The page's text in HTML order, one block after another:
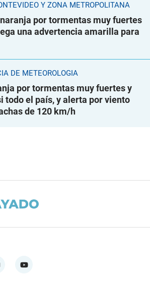
Y ZONA METROPOLITANA
por tormentas muy fuertes
una advertencia amarilla para
DE METEOROLOGÍA
por tormentas muy fuertes y
todo el país, y alerta por viento
de 120 km/h